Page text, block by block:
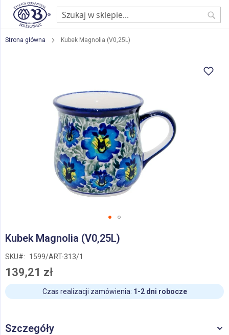
Strona główna Kubek Magnolia (V0,25L)
na
galerii
Kubek Magnolia (V0,25L)
SKU 1599/ART-313/1
139,21 zł
Czas realizacji zamówienia: 1-2 dni robocze
Szczegóły